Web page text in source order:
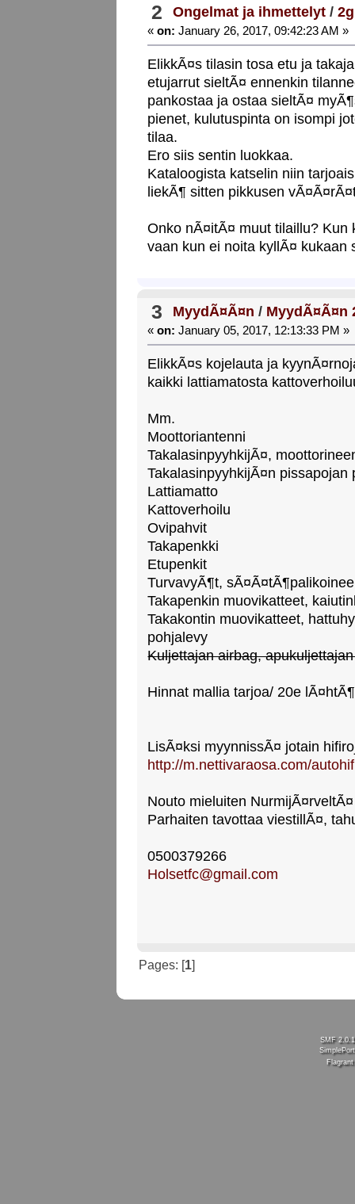
2 Ongelmat ja ihmettelyt/
«on: January 26, 2017, 09:42:23 AM »
ElikkÃ¤s tilasin tosa etu ja
etujarrut sieltÃ¤ ennenkin
pankostaa ja ostaa sieltÃ¤
pienet, kulutuspinta on isompi
tilaa.
Ero siis sentin luokkaa.
Kataloogista katselin niin
liekÃ¶ sitten pikkusen
Onko nÃ¤itÃ¤ muut tilaillu?
vaan kun ei noita kyllÃ¤ kukaan
3 MyydÃ¤Ã¤n / MyydÃ¤Ã¤n
«on: January 05, 2017, 12:13:33 PM »
ElikkÃ¤s kojelauta ja
kaikki lattiamatosta
Mm.
Moottoriantenni
TakalasinpyyhkijÃ¤,
TakalasinpyyhkijÃ¤n
Lattiamatto
Kattoverhoilu
Ovipahvit
Takapenkki
Etupenkit
TurvavyÃ¶t,
Takapenkin muovikatteet,
Takakontin muovikatteet,
pohjalevy
Kuljettajan airbag,
Hinnat mallia tarjoa/ 20e
LisÃ¤ksi myynnissÃ¤ jotain
http://m.nettivaraosa.com/
Nouto mieluiten NurmijÃ¤rveltÃ¤
Parhaiten tavottaa viestillÃ¤,
0500379266
Holsetfc@gmail.com
Pages: [1]
SMF